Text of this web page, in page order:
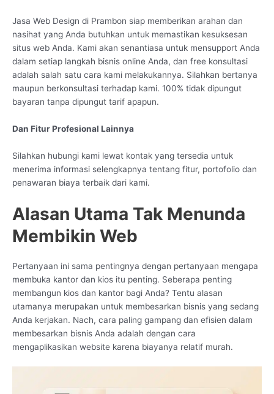
Jasa Web Design di Prambon siap memberikan arahan dan
nasihat yang Anda butuhkan untuk memastikan kesuksesan
situs web Anda. Kami akan senantiasa untuk mensupport Anda
dalam setiap langkah bisnis online Anda, dan free konsultasi
adalah salah satu cara kami melakukannya. Silahkan bertanya
maupun berkonsultasi terhadap kami. 100% tidak dipungut
bayaran tanpa dipungut tarif apapun.
Dan Fitur Profesional Lainnya
Silahkan hubungi kami lewat kontak yang tersedia untuk
menerima informasi selengkapnya tentang fitur, portofolio dan
penawaran biaya terbaik dari kami.
Alasan Utama Tak Menunda
Membikin Web
Pertanyaan ini sama pentingnya dengan pertanyaan mengapa
membuka kantor dan kios itu penting. Seberapa penting
membangun kios dan kantor bagi Anda? Tentu alasan
utamanya merupakan untuk membesarkan bisnis yang sedang
Anda kerjakan. Nach, cara paling gampang dan efisien dalam
membesarkan bisnis Anda adalah dengan cara
mengaplikasikan website karena biayanya relatif murah.